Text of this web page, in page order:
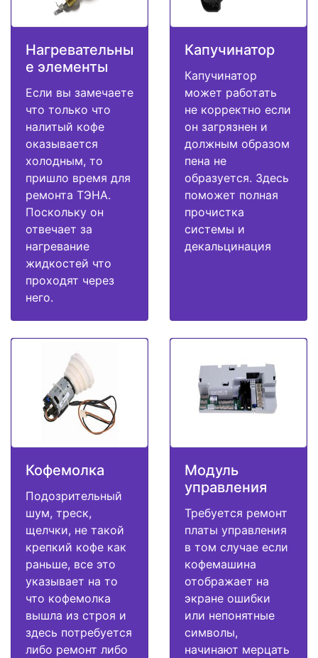
Нагревательны
е элементы
Если вы замечаете
что только что
налитый кофе
оказывается
холодным, то
пришло время для
ремонта ТЭНА.
Поскольку он
отвечает за
нагревание
жидкостей что
проходят через
него.
Капучинатор
Капучинатор
может работать
не корректно если
он загрязнен и
должным образом
пена не
образуется. Здесь
поможет полная
прочистка
системы и
декальцинация
Кофемолка
Подозрительный
шум, треск,
щелчки, не такой
крепкий кофе как
раньше, все это
указывает на то
что кофемолка
вышла из строя и
здесь потребуется
либо ремонт либо
Модуль
управления
Требуется ремонт
платы управления
в том случае если
кофемашина
отображает на
экране ошибки
или непонятные
символы,
начинают мерцать